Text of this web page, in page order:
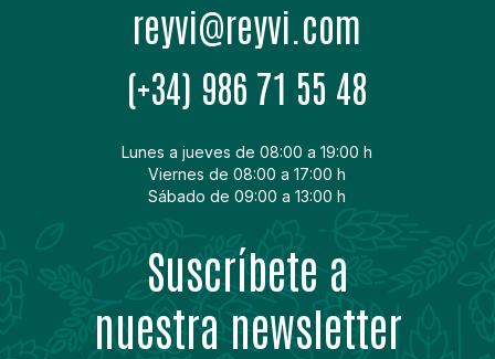
moc.ivyer@ivyer
(+34) 986 71 55 48
Lunes a jueves de 08:00 a 19:00 h
Viernes de 08:00 a 17:00 h
Sábado de 09:00 a 13:00 h
Suscríbete a
nuestra newsletter